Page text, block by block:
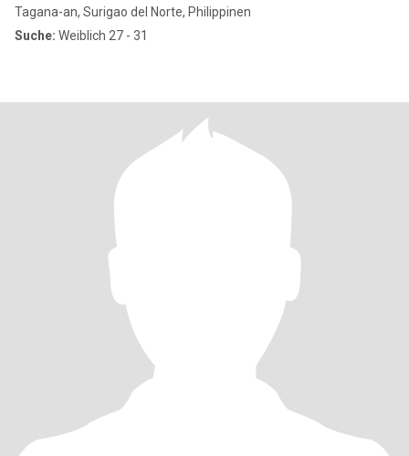
Tagana-an, Surigao del Norte, Philippinen
Suche: Weiblich 27 - 31